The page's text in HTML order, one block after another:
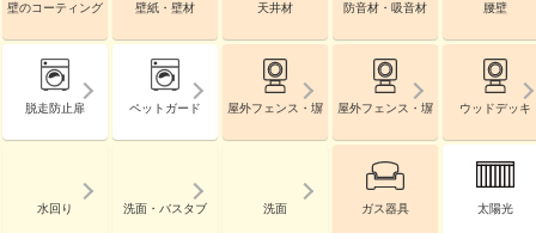
壁のコーティング 壁紙・壁材 天井材 防音材・吸音材 腰壁
脱走防止扉 ペットガード 屋外フェンス・塀 屋外フェンス・塀 ウッドデッキ
水回り 洗面・バスタブ 洗面 ガス器具 太陽光